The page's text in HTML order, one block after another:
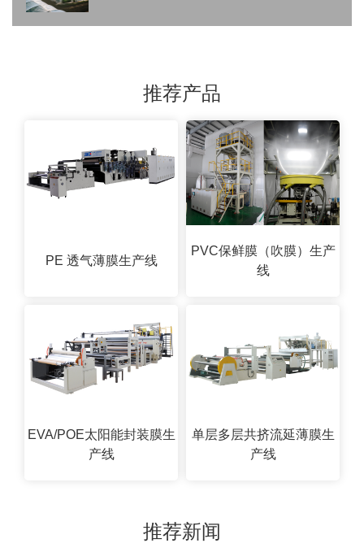
推荐产品
PE 透气薄膜生产线
PVC保鲜膜（吹膜）生产
线
EVA/POE太阳能封装膜生
产线
单层多层共挤流延薄膜生
产线
推荐新闻